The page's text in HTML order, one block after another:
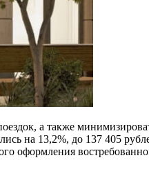
а также
на 13,2%, до 137 405
оформления